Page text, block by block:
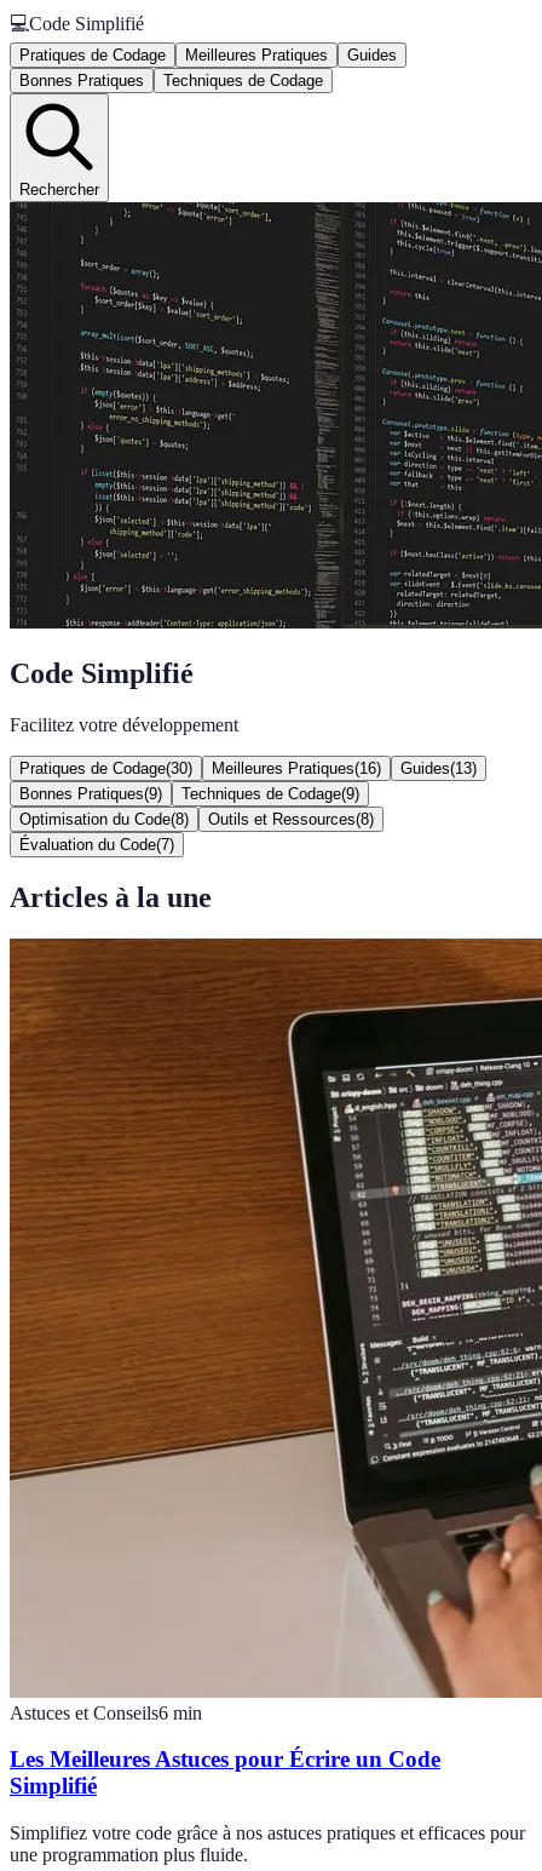
💻Code Simplifié
Pratiques de Codage Meilleures Pratiques
Guides
Bonnes Pratiques
Techniques de Codage
Rechercher
Code Simplifié
Facilitez votre développement
Pratiques de Codage(30) Meilleures Pratiques(16) Guides(13)
Bonnes Pratiques(9) Techniques de Codage(9)
Optimisation du Code(8) Outils et Ressources(8)
Évaluation du Code(7)
Articles à la une
Astuces et Conseils6 min
Les Meilleures Astuces pour Écrire un Code
Simplifié
Simplifiez votre code grâce à nos astuces pratiques et efficaces pour
une programmation plus fluide.